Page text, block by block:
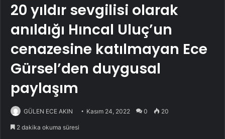
20 yıldır sevgilisi olarak
anıldığı Hıncal Uluç’un
cenazesine katılmayan Ece
Gürsel’den duygusal
paylaşım
GÜLEN ECE AKIN Kasım 24, 2022 0 20
2 dakika okuma süresi